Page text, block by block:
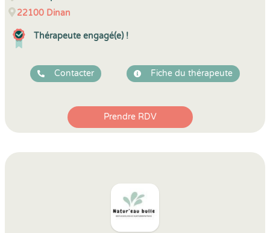
22100 Dinan
Thérapeute engagé(e) !
Contacter Fiche du thérapeute
Prendre RDV